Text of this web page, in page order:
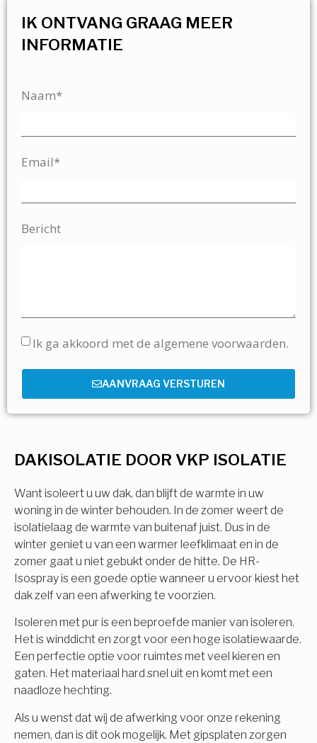
DAKISOLATIE DOOR VKP ISOLATIE
Want isoleert u uw dak, dan blijft de warmte in uw
woning in de winter behouden. In de zomer weert de
isolatielaag de warmte van buitenaf juist. Dus in de
winter geniet u van een warmer leefklimaat en in de
zomer gaat u niet gebukt onder de hitte. De HR-
Isospray is een goede optie wanneer u ervoor kiest het
dak zelf van een afwerking te voorzien.
Isoleren met pur is een beproefde manier van isoleren.
Het is winddicht en zorgt voor een hoge isolatiewaarde.
Een perfectie optie voor ruimtes met veel kieren en
gaten. Het materiaal hard snel uit en komt met een
naadloze hechting.
Als u wenst dat wij de afwerking voor onze rekening
nemen, dan is dit ook mogelijk. Met gipsplaten zorgen
IK ONTVANG GRAAG MEER
INFORMATIE
Naam*
Email*
Bericht
Ik ga akkoord met de algemene voorwaarden.
AANVRAAG VERSTUREN